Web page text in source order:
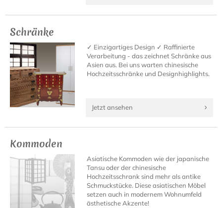
Schränke
✓ Einzigartiges Design ✓ Raffinierte
Verarbeitung - das zeichnet Schränke aus
Asien aus. Bei uns warten chinesische
Hochzeitsschränke und Designhighlights.
Jetzt ansehen
Kommoden
Asiatische Kommoden wie der japanische
Tansu oder der chinesische
Hochzeitsschrank sind mehr als antike
Schmuckstücke. Diese asiatischen Möbel
setzen auch in modernem Wohnumfeld
ästhetische Akzente!